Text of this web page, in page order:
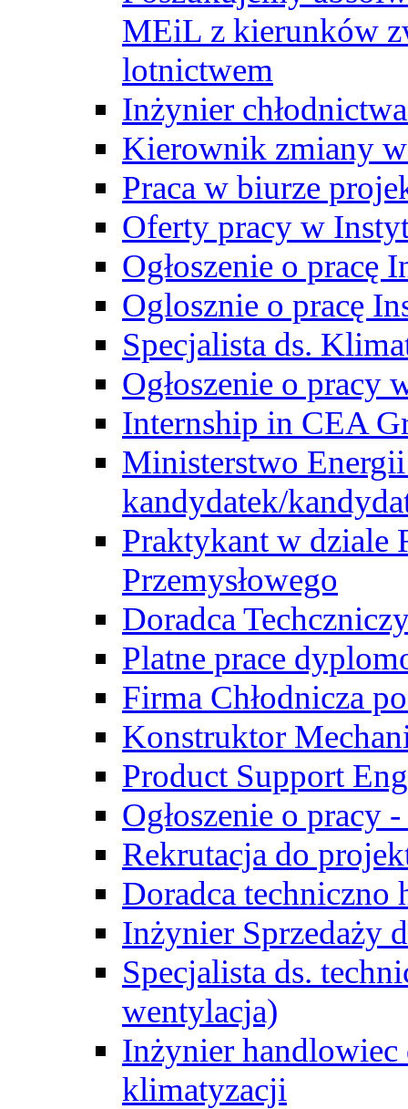
MEiL z kierunków
lotnictwem
Inżynier
Kierownik zmiany
Praca w biurze
Oferty pracy w
Ogłoszenie o pracę
Oglosznie o pracę
Specjalista ds.
Ogłoszenie o pracy
Internship in CEA
Ministerstwo
kandydatek/
Praktykant w dziale
Przemysłowego
Doradca
Platne prace
Firma Chłodnicza
Konstruktor
Product Support
Ogłoszenie o pracy
Rekrutacja do
Doradca techniczno
Inżynier Sprzedaży
Specjalista ds.
wentylacja)
Inżynier handlowiec
klimatyzacji